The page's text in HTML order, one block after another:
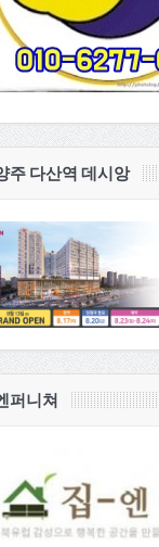
주 다산역 데시앙
퍼니쳐